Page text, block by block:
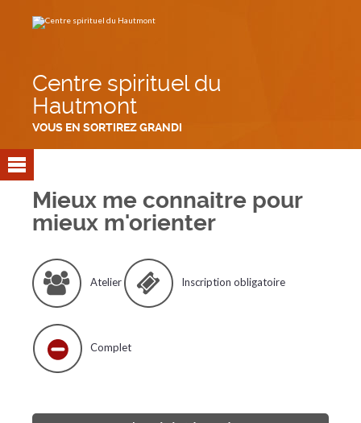
contenu.
Centre spirituel du
Hautmont
VOUS EN SORTIREZ GRANDI
Mieux me connaitre pour
mieux m'orienter
Atelier Inscription obligatoire
Complet